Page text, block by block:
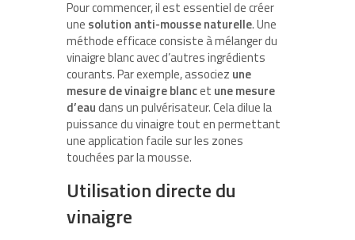
Pour commencer, il est essentiel de créer
une solution anti-mousse naturelle. Une
méthode efficace consiste à mélanger du
vinaigre blanc avec d’autres ingrédients
courants. Par exemple, associez une
mesure de vinaigre blancet une mesure
d’eaudans un pulvérisateur. Cela dilue la
puissance du vinaigre tout en permettant
une application facile sur les zones
touchées par la mousse.
Utilisation directe du
vinaigre